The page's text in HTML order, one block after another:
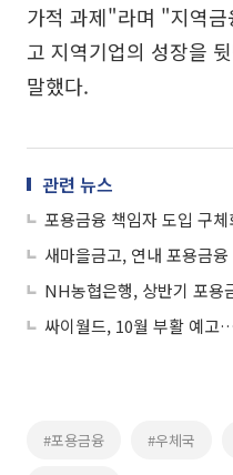
가적 과제"라며 "지역
고 지역기업의 성장을
말했다.
관련 뉴스
포용금융 책임자 도입 구
새마을금고, 연내 포용금
#포용금융 #우체국